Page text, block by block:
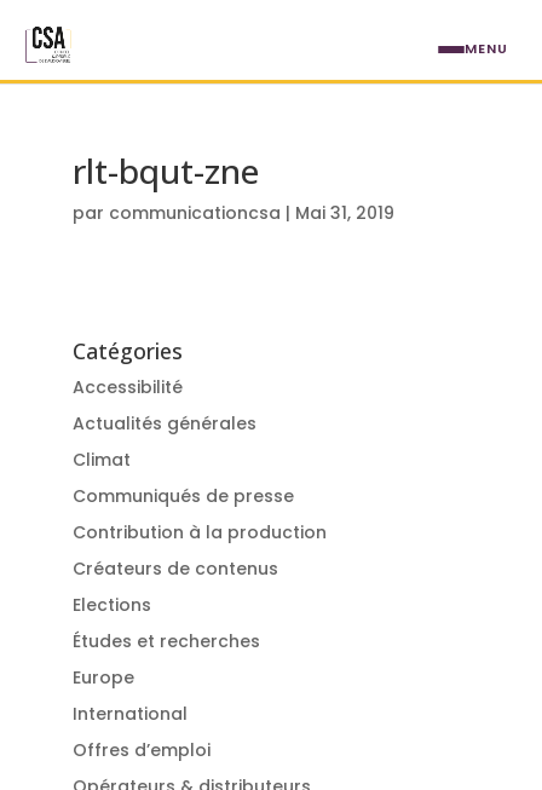
rlt-bqut-zne
par communicationcsa | Mai 31, 2019
Catégories
Accessibilité
Actualités générales
Climat
Communiqués de presse
Contribution à la production
Créateurs de contenus
Elections
Études et recherches
Europe
International
Offres d’emploi
MENU